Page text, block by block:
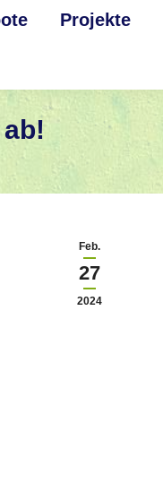
Projekte
Feb.
27
2024